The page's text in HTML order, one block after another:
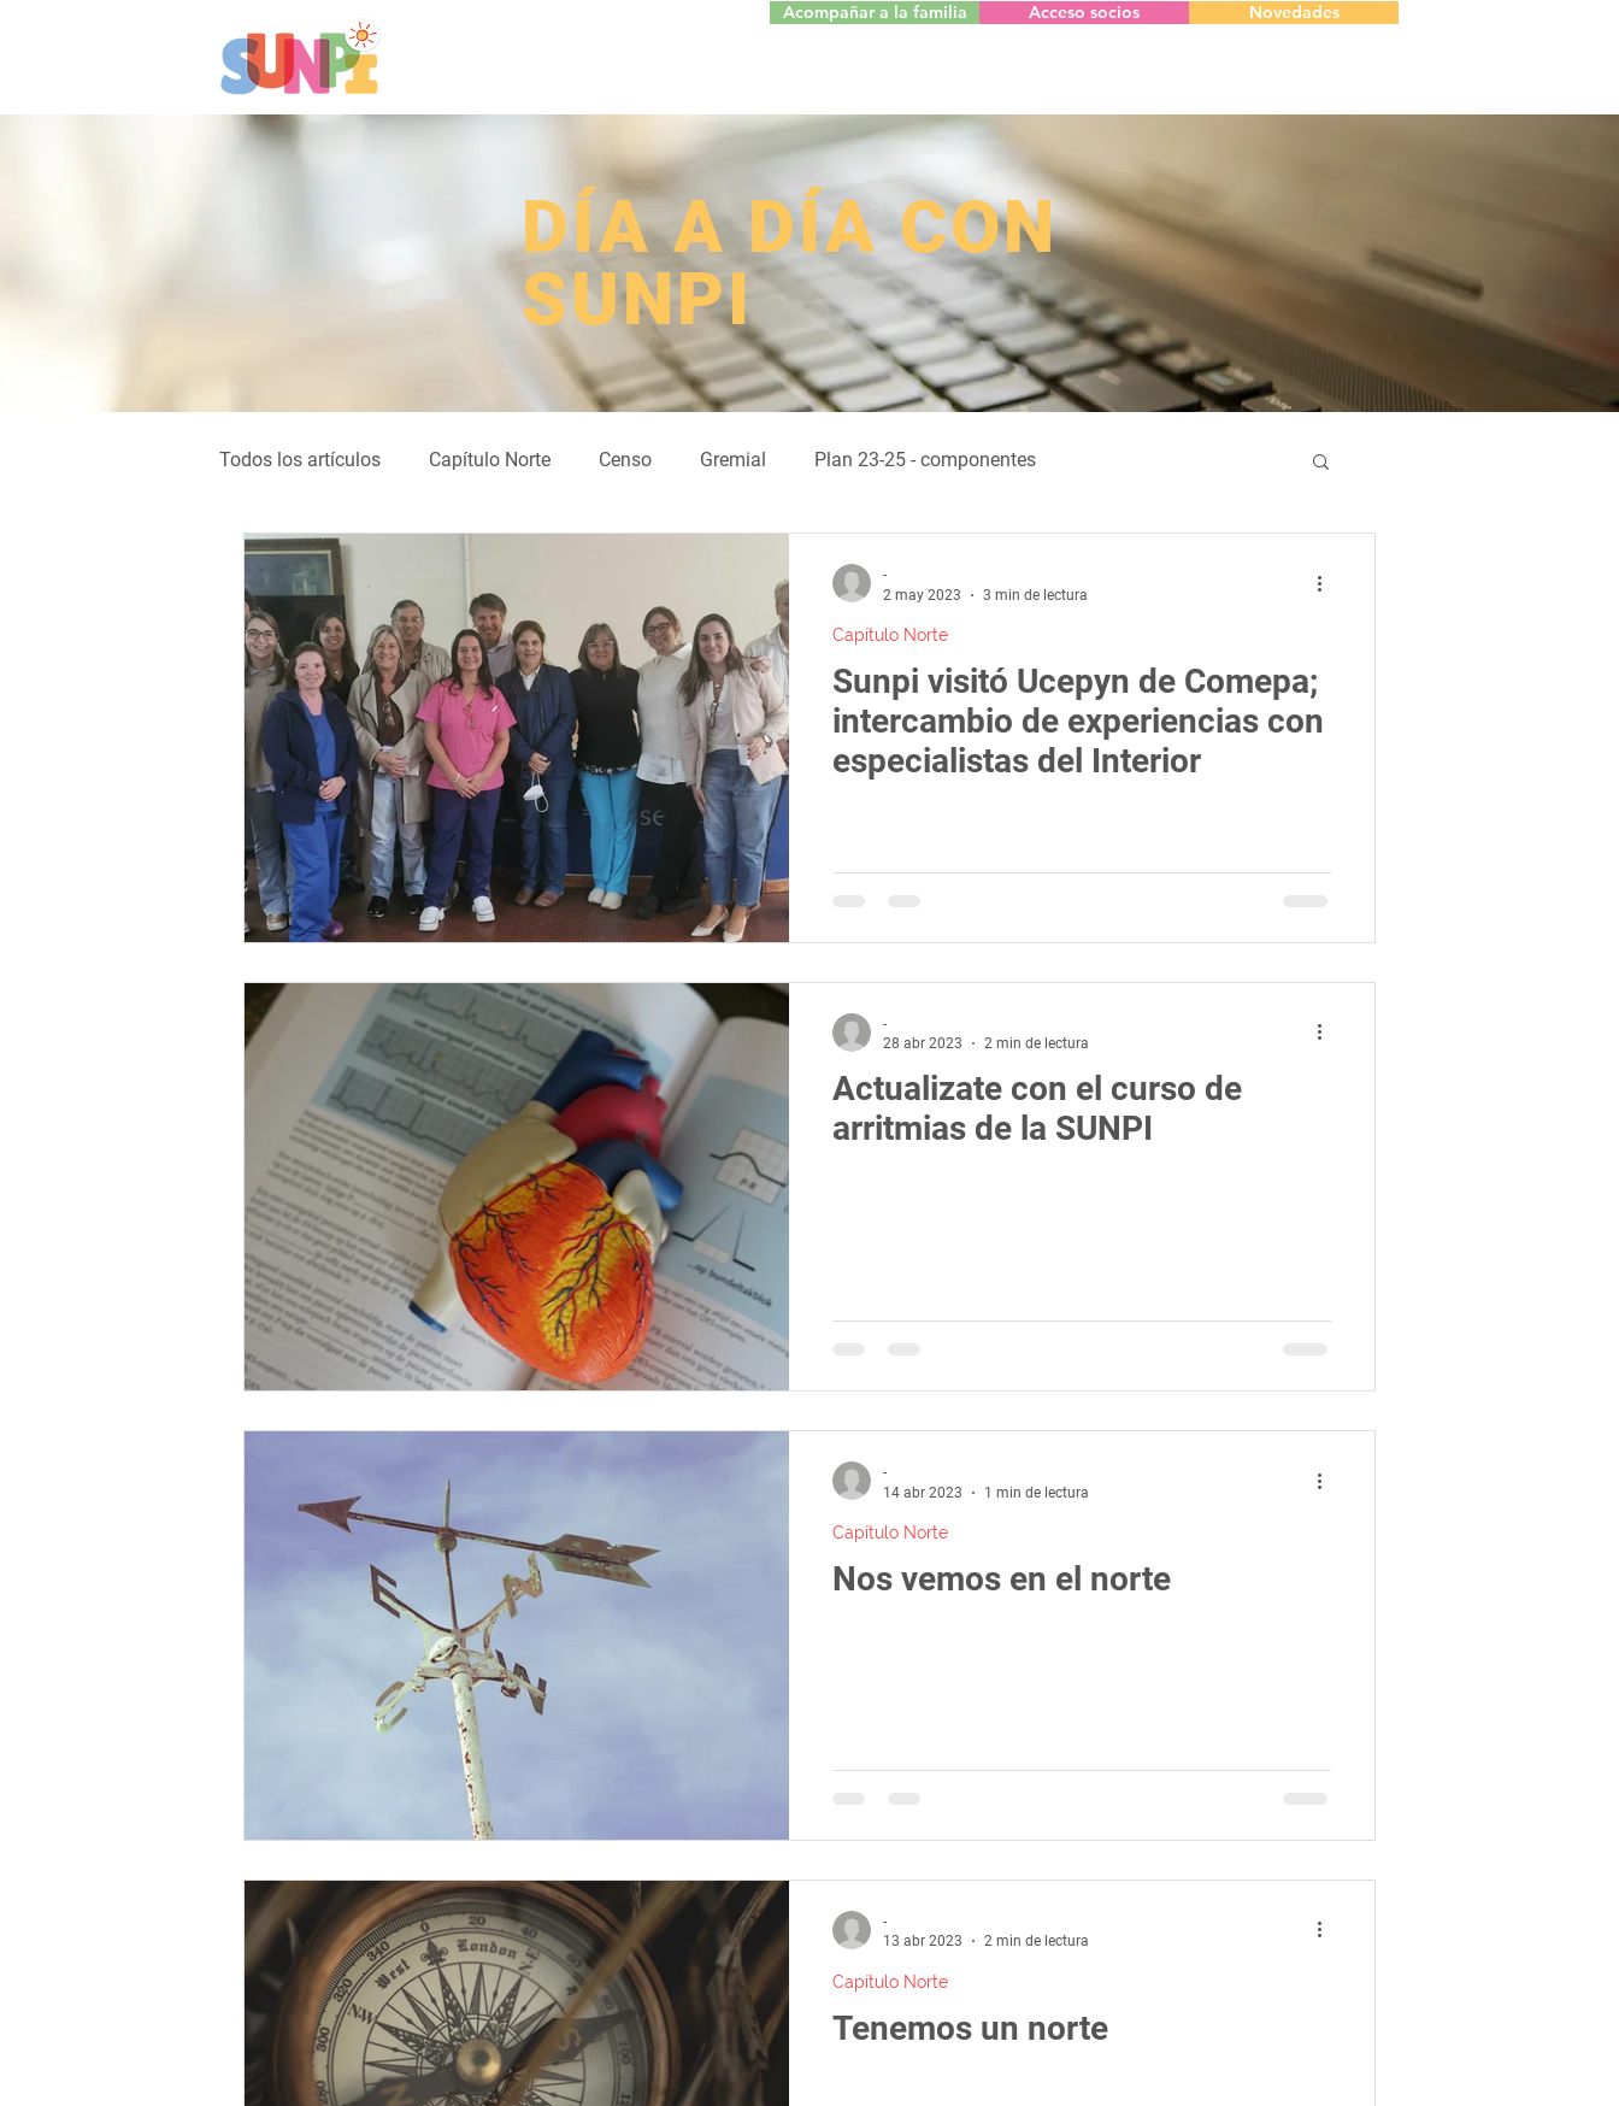
Acompañar a la familia Acceso socios Novedades
​DÍA A DÍA CON
SUNPI
Todos los artículos Capítulo Norte Censo Gremial Plan 23-25 - componentes
Plan 23-25 - Indicadores
Sunpi visitó Ucepyn de Comepa;
intercambio de experiencias con
especialistas del Interior
Capítulo Norte
-
2 may 2023
3 min de lectura
Actualizate con el curso de
arritmias de la SUNPI
-
28 abr 2023
2 min de lectura
Nos vemos en el norte
Capítulo Norte
-
14 abr 2023
1 min de lectura
Tenemos un norte
Capítulo Norte
-
13 abr 2023
2 min de lectura